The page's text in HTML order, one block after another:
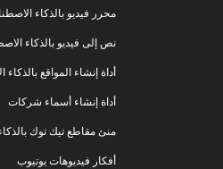
محرر فيديو بالذكاء
نص إلى فيديو بالذكاء
أداة إنشاء المواقع
أداة إنشاء أسماء شركات
منئ مقاطع تيك توك
أفكار فيديوهات يوتيوب